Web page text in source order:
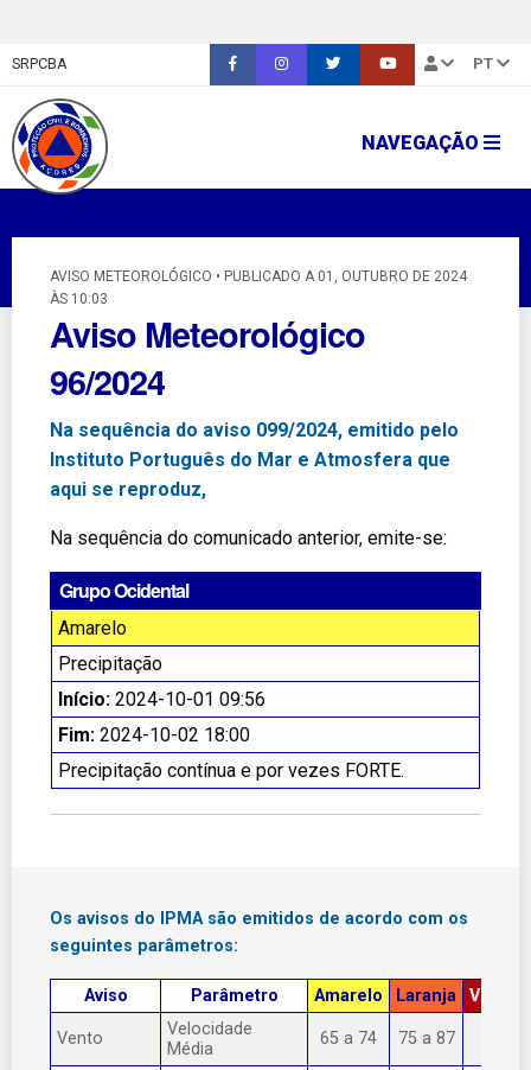
SRPCBA PT
NAVEGAÇÃO
AVISO METEOROLÓGICO • PUBLICADO A 01, OUTUBRO DE 2024
ÀS 10:03
Aviso Meteorológico
96/2024
Na sequência do aviso 099/2024, emitido pelo
Instituto Português do Mar e Atmosfera que
aqui se reproduz,
Na sequência do comunicado anterior, emite-se:
Grupo Ocidental
Amarelo
Precipitação
Início: 2024-10-01 09:56
Fim: 2024-10-02 18:00
Precipitação contínua e por vezes FORTE.
Os avisos do IPMA são emitidos de acordo com os
seguintes parâmetros:
Aviso Parâmetro Amarelo Laranja
Vento
Velocidade
Média
65 a 74 75 a 87